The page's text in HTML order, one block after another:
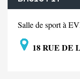
Salle de sport à
18 RUE DE